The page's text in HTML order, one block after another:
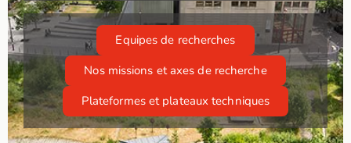
Equipes de recherches
Nos missions et axes de recherche
Plateformes et plateaux techniques